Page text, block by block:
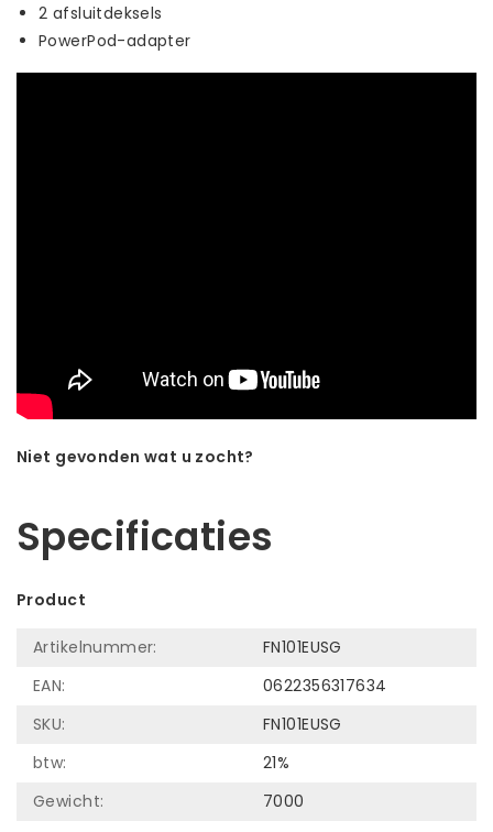
2 afsluitdeksels
PowerPod-adapter
Niet gevonden wat u zocht?
Specificaties
Product
Artikelnummer:
FN101EUSG
EAN:
0622356317634
SKU:
FN101EUSG
btw:
21%
Gewicht:
7000